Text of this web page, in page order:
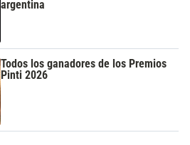
argentina
Todos los ganadores de los Premios
Pinti 2026